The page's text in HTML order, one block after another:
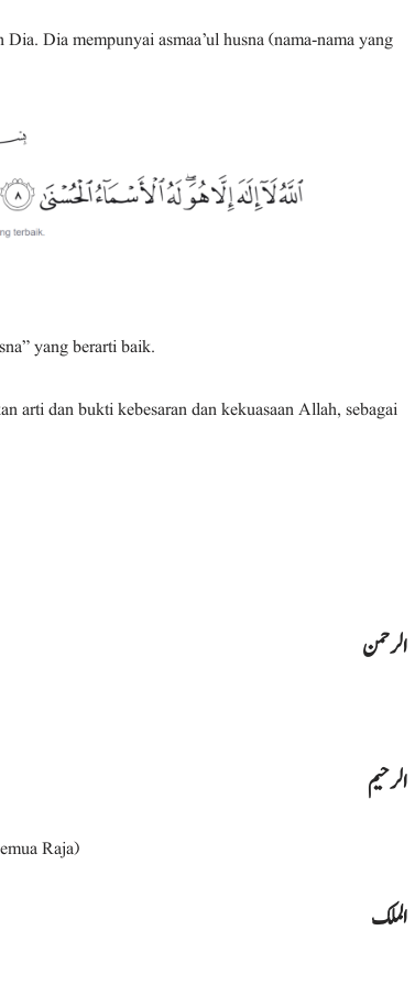
Dia mempunyai asmaa’ul husna (nama-nama yang
yang berarti baik.
arti dan bukti kebesaran dan kekuasaan Allah, sebagai
الرحمن
الرحيم
Raja)
الملك